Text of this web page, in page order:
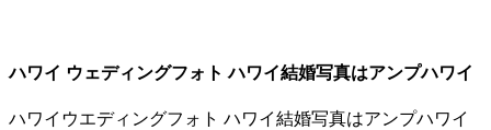
ハワイ ウェディングフォト ハワイ結婚写真はアンプハワイ
ハワイウエディングフォト ハワイ結婚写真はアンプハワイ